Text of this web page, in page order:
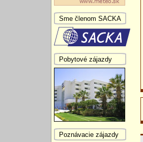
Sme členom SACKA
Pobytové zájazdy
Poznávacie zájazdy